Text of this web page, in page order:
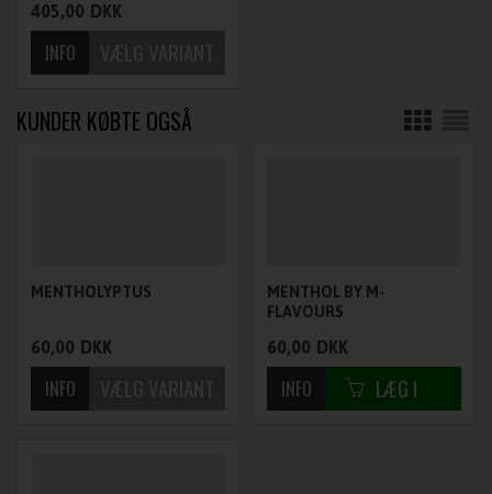
405,00 DKK
KUNDER KØBTE OGSÅ
MENTHOLYPTUS
60,00 DKK
MENTHOL BY M-
FLAVOURS
60,00 DKK